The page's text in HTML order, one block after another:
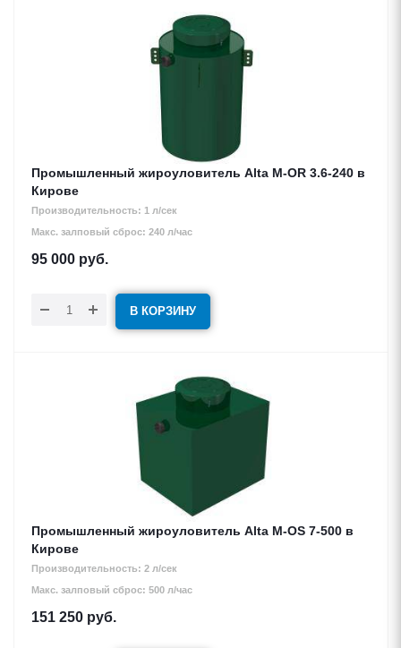
Промышленный жироуловитель Alta M-OR 3.6-240 в
Кирове
Производительность: 1 л/сек
Макс. залповый сброс: 240 л/час
95 000 руб.
В КОРЗИНУ
Промышленный жироуловитель Alta М-OS 7-500 в
Кирове
Производительность: 2 л/сек
Макс. залповый сброс: 500 л/час
151 250 руб.